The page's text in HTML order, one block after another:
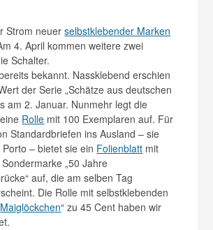
Strom neuerselbstklebender Marken
4. April kommen weitere zwei
Schalter.
bekannt. Nassklebend erschien
der Serie „Schätze aus deutschen
am 2. Januar. Nunmehr legt die
Rolle mit 100 Exemplaren auf. Für
Standardbriefen ins Ausland – sie
– bietet sie ein Folienblatt mit
„50 Jahre
auf, die am selben Tag
Die Rolle mit selbstklebenden
Maiglöckchen“ zu 45 Cent haben wir